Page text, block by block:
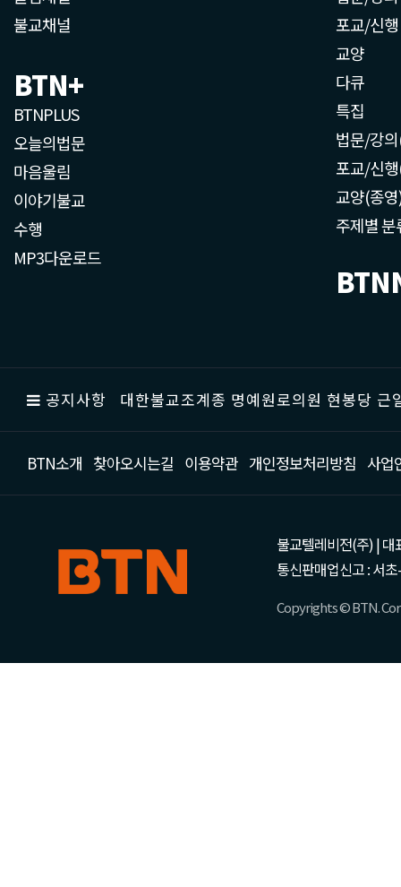
불교채널
BTN+
BTNPLUS
오늘의법문
마음울림
이야기불교
수행
MP3다운로드
포교/신행
교양
다큐
특집
법문/강
포교/신
교양(종
주제별 분
공지사항 대한불교조계종 명예원로의원 현봉당
BTN소개 찾아오시는길 이용약관 개인정보처리방침 사업
불교텔레비전(주) | 대
통신판매업신고 : 서
Copyrights © BTN.